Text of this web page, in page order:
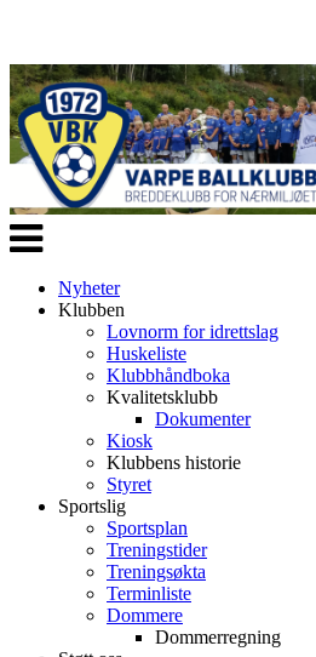
Veksle
navigasjon
Nyheter
Klubben
Lovnorm for idrettslag
Huskeliste
Klubbhåndboka
Kvalitetsklubb
Dokumenter
Kiosk
Klubbens historie
Styret
Sportslig
Sportsplan
Treningstider
Treningsøkta
Terminliste
Dommere
Dommerregning